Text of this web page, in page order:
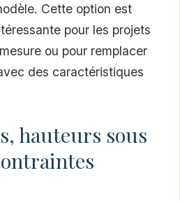
Cette option est
pour les projets
ou pour remplacer
des caractéristiques
hauteurs sous